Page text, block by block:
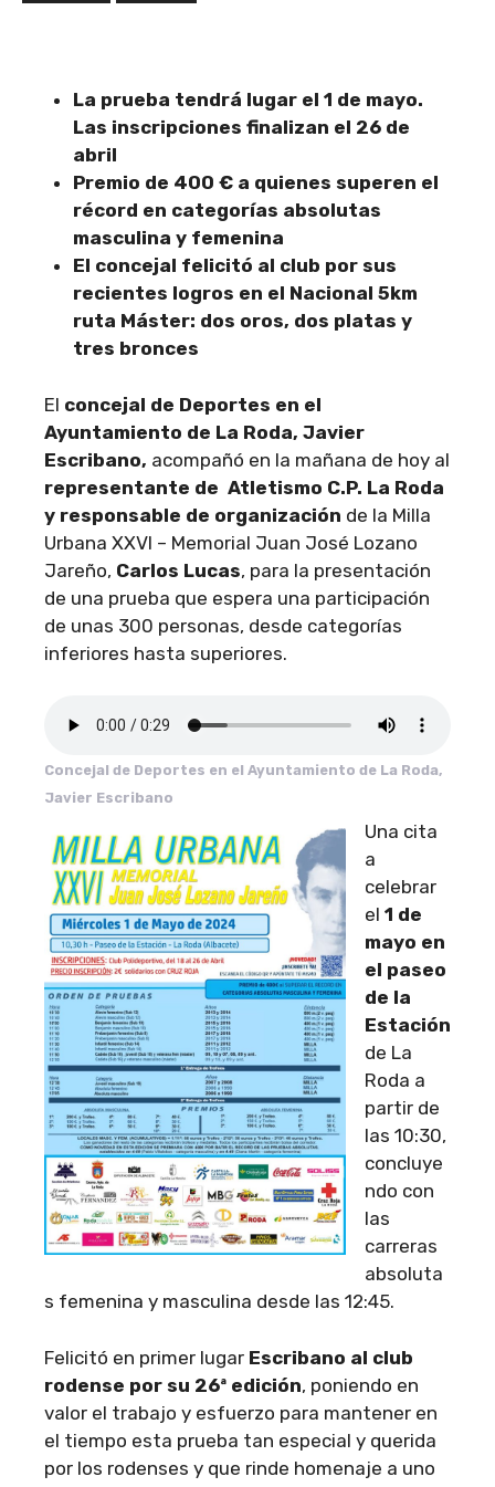
La prueba tendrá lugar el 1 de mayo.
Las inscripciones finalizan el 26 de
abril
Premio de 400 € a quienes superen el
récord en categorías absolutas
masculina y femenina
El concejal felicitó al club por sus
recientes logros en el Nacional 5km
ruta Máster: dos oros, dos platas y
tres bronces
El concejal de Deportes en el
Ayuntamiento de La Roda, Javier
Escribano, acompañó en la mañana de hoy al
representante de Atletismo C.P. La Roda
y responsable de organización de la Milla
Urbana XXVI – Memorial Juan José Lozano
Jareño, Carlos Lucas, para la presentación
de una prueba que espera una participación
de unas 300 personas, desde categorías
inferiores hasta superiores.
Concejal de Deportes en el Ayuntamiento de La Roda,
Javier Escribano
Una cita
a
celebrar
el 1 de
mayo en
el paseo
de la
Estación
de La
Roda a
partir de
las 10:30,
concluye
ndo con
las
carreras
absoluta
s femenina y masculina desde las 12:45.
Felicitó en primer lugar Escribano al club
rodense por su 26ª edición, poniendo en
valor el trabajo y esfuerzo para mantener en
el tiempo esta prueba tan especial y querida
por los rodenses y que rinde homenaje a uno